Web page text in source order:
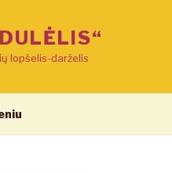
lopšelis-darželis